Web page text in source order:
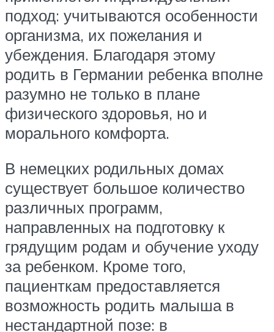
подход: учитываются особенности
организма, их пожелания и
убеждения. Благодаря этому
родить в Германии ребенка вполне
разумно не только в плане
физического здоровья, но и
морального комфорта.
В немецких родильных домах
существует большое количество
различных программ,
направленных на подготовку к
грядущим родам и обучение уходу
за ребенком. Кроме того,
пациенткам предоставляется
возможность родить малыша в
нестандартной позе: в